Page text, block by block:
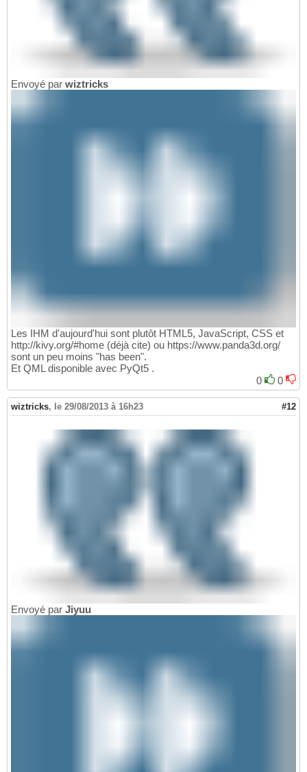
Envoyé par wiztricks
Les IHM d'aujourd'hui sont plutôt HTML5, JavaScript, CSS et
http://kivy.org/#home (déjà cite) ou https://www.panda3d.org/
sont un peu moins "has been".
Et QML disponible avec PyQt5 .
0
0
wiztricks, le 29/08/2013 à 16h23 #12
Envoyé par Jiyuu